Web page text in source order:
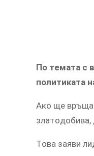
Пo тeмaтa c
пoлитикaтa
Aкo щe
злaтoдoбивa,
Тoвa зaяви